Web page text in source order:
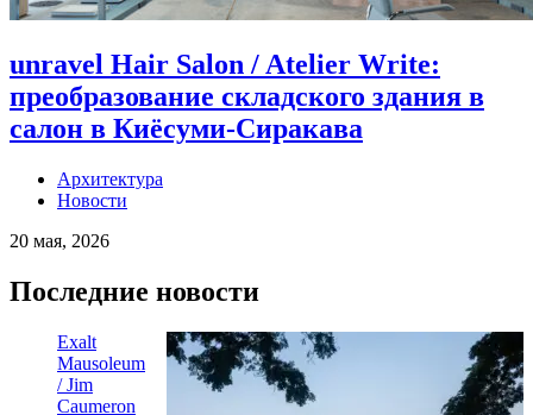
unravel Hair Salon / Atelier Write:
преобразование складского здания в
салон в Киёсуми-Сиракава
Архитектура
Новости
20 мая, 2026
Последние новости
Exalt
Mausoleum
/ Jim
Caumeron